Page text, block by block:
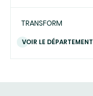
TRANSFORM
VOIR LE DÉPARTEMENT